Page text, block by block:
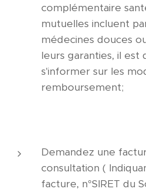
complémentaire
mutuelles incluent
médecines douces
leurs garanties, il
s'informer sur les
remboursement;
Demandez une
consultation (
facture, n°SIRET du